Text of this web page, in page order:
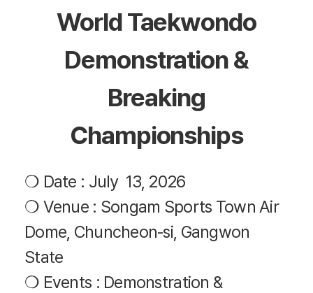
World Taekwondo
Demonstration &
Breaking
Championships
❍ Date : July 13, 2026
❍ Venue : Songam Sports Town Air
Dome, Chuncheon-si, Gangwon
State
❍ Events : Demonstration &